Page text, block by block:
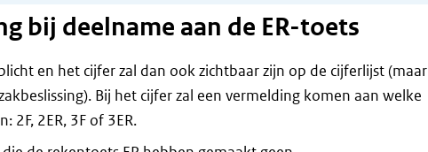
bij deelname aan de ER-toets
en het cijfer zal dan ook zichtbaar zijn op de cijferlijst (maar
Bij het cijfer zal een vermelding komen aan welke
2ER, 3F of 3ER.